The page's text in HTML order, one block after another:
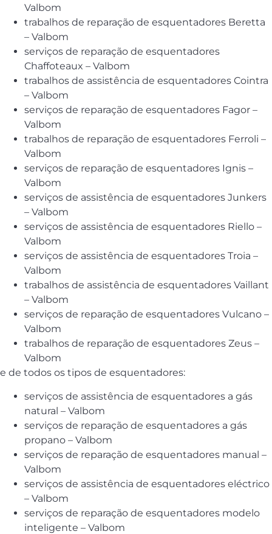
Valbom
trabalhos de reparação de esquentadores Beretta
– Valbom
serviços de reparação de esquentadores
Chaffoteaux – Valbom
trabalhos de assistência de esquentadores Cointra
– Valbom
serviços de reparação de esquentadores Fagor –
Valbom
trabalhos de reparação de esquentadores Ferroli –
Valbom
serviços de reparação de esquentadores Ignis –
Valbom
serviços de assistência de esquentadores Junkers
– Valbom
serviços de assistência de esquentadores Riello –
Valbom
serviços de assistência de esquentadores Troia –
Valbom
trabalhos de assistência de esquentadores Vaillant
– Valbom
serviços de reparação de esquentadores Vulcano –
Valbom
trabalhos de reparação de esquentadores Zeus –
Valbom
e de todos os tipos de esquentadores:
serviços de assistência de esquentadores a gás
natural – Valbom
serviços de reparação de esquentadores a gás
propano – Valbom
serviços de reparação de esquentadores manual –
Valbom
serviços de assistência de esquentadores eléctrico
– Valbom
serviços de reparação de esquentadores modelo
inteligente – Valbom